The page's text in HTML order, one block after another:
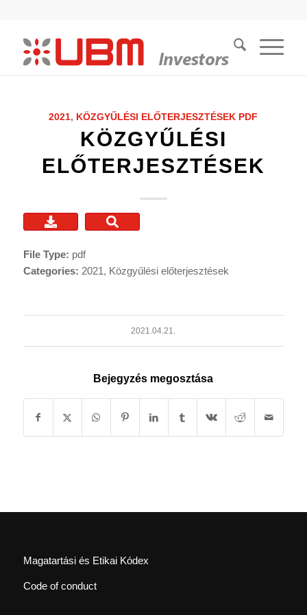
2021, KÖZGYŰLÉSI ELŐTERJESZTÉSEK PDF
KÖZGYŰLÉSI
ELŐTERJESZTÉSEK
File Type: pdf
Categories: 2021, Közgyűlési előterjesztések
2021.04.21.
Bejegyzés megosztása
Magatartási és Etikai Kódex
Code of conduct